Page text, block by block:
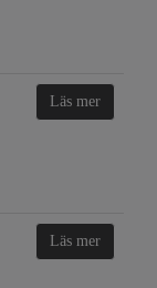
Läs mer
Läs mer